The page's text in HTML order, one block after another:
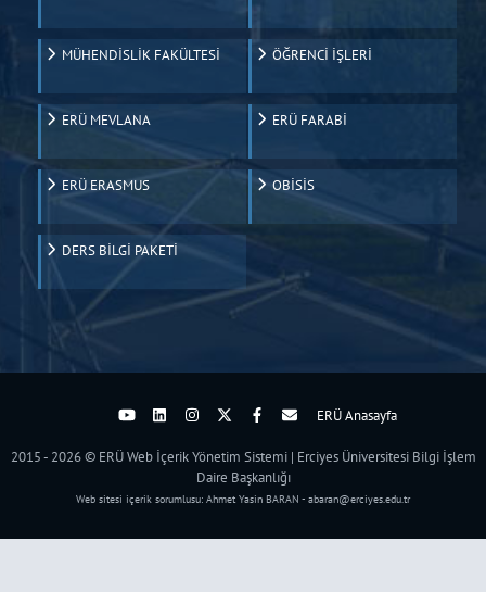
MÜHENDİSLİK FAKÜLTESİ ÖĞRENCİ İŞLERİ
ERÜ MEVLANA ERÜ FARABİ
ERÜ ERASMUS OBİSİS
DERS BİLGİ PAKETİ
ERÜ Anasayfa
2015 - 2026 © ERÜ Web İçerik Yönetim Sistemi | Erciyes Üniversitesi Bilgi İşlem
Daire Başkanlığı
Web sitesi içerik sorumlusu: Ahmet Yasin BARAN - abaran@erciyes.edu.tr